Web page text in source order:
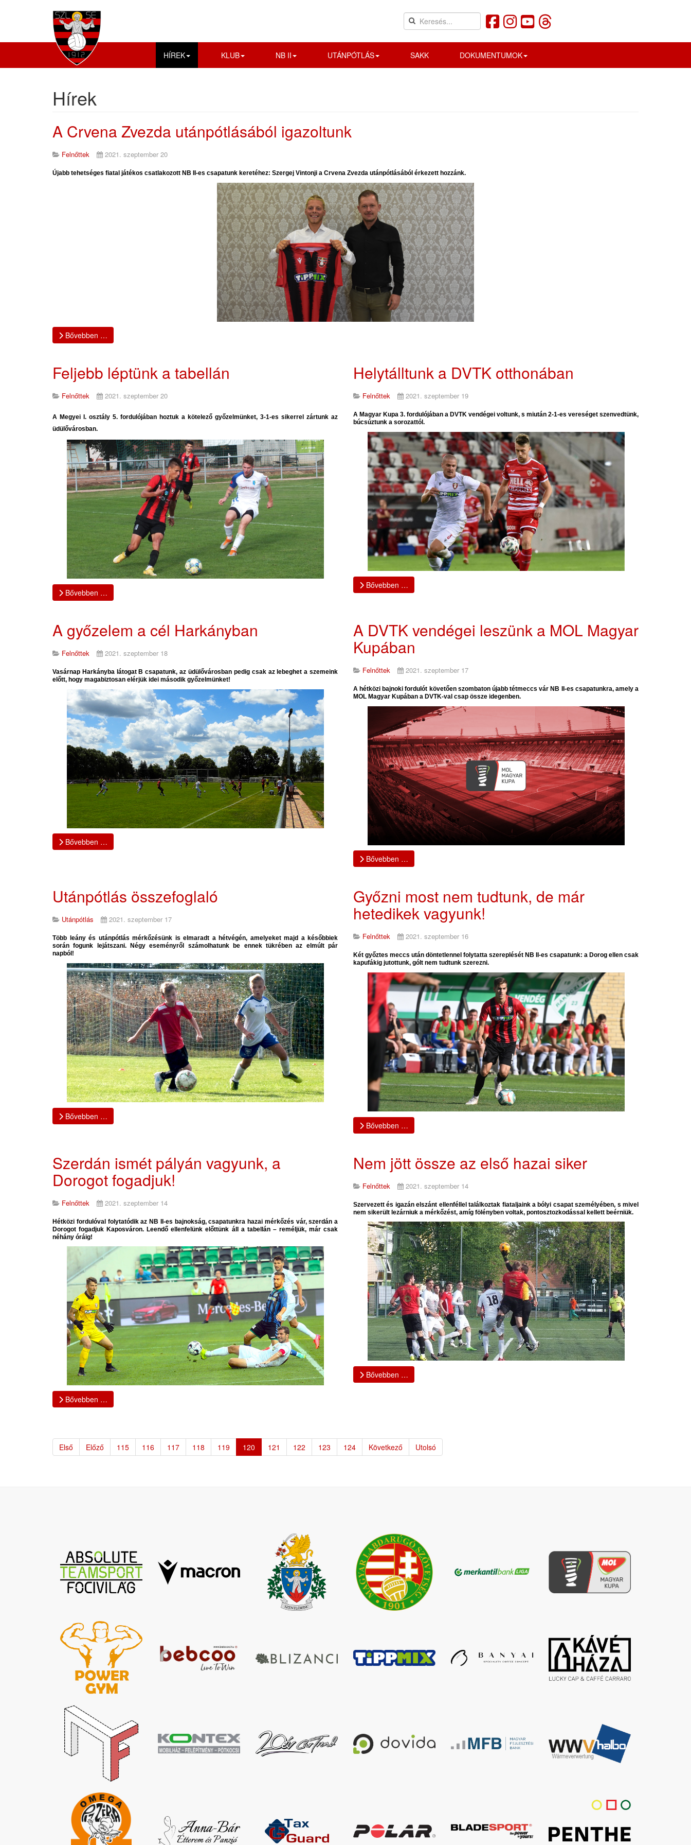
HÍREK KLUB NB II UTÁNPÓTLÁS SAKK DOKUMENTUMOK
Hírek
A Crvena Zvezda utánpótlásából igazoltunk
Felnőttek 2021. szeptember 20
Újabb tehetséges fiatal játékos csatlakozott NB II-es csapatunk keretéhez: Szergej Vintonji a Crvena Zvezda utánpótlásából érkezett hozzánk.
Bővebben …
Feljebb léptünk a tabellán
Felnőttek 2021. szeptember 20
A Megyei I. osztály 5. fordulójában hoztuk a kötelező győzelmünket, 3-1-es sikerrel zártunk az
üdülővárosban.
Bővebben …
Helytálltunk a DVTK otthonában
Felnőttek 2021. szeptember 19
A Magyar Kupa 3. fordulójában a DVTK vendégei voltunk, s miután 2-1-es vereséget szenvedtünk,
búcsúztunk a sorozattól.
Bővebben …
A győzelem a cél Harkányban
Felnőttek 2021. szeptember 18
Vasárnap Harkányba látogat B csapatunk, az üdülővárosban pedig csak az lebeghet a szemeink
előtt, hogy magabiztosan elérjük idei második győzelmünket!
Bővebben …
A DVTK vendégei leszünk a MOL Magyar
Kupában
Felnőttek 2021. szeptember 17
A hétközi bajnoki fordulót követően szombaton újabb tétmeccs vár NB II-es csapatunkra, amely a
MOL Magyar Kupában a DVTK-val csap össze idegenben.
Bővebben …
Utánpótlás összefoglaló
Utánpótlás 2021. szeptember 17
Több leány és utánpótlás mérkőzésünk is elmaradt a hétvégén, amelyeket majd a későbbiek
során fogunk lejátszani. Négy eseményről számolhatunk be ennek tükrében az elmúlt pár
napból!
Bővebben …
Győzni most nem tudtunk, de már
hetedikek vagyunk!
Felnőttek 2021. szeptember 16
Két győztes meccs után döntetlennel folytatta szereplését NB II-es csapatunk: a Dorog ellen csak
kapufákig jutottunk, gólt nem tudtunk szerezni.
Bővebben …
Szerdán ismét pályán vagyunk, a
Dorogot fogadjuk!
Felnőttek 2021. szeptember 14
Hétközi fordulóval folytatódik az NB II-es bajnokság, csapatunkra hazai mérkőzés vár, szerdán a
Dorogot fogadjuk Kaposváron. Leendő ellenfelünk előttünk áll a tabellán – reméljük, már csak
néhány óráig!
Bővebben …
Nem jött össze az első hazai siker
Felnőttek 2021. szeptember 14
Szervezett és igazán elszánt ellenféllel találkoztak fiataljaink a bólyi csapat személyében, s mivel
nem sikerült lezárniuk a mérkőzést, amíg fölényben voltak, pontosztozkodással kellett beérniük.
Bővebben …
Első Előző 115 116 117 118 119 120 121 122 123 124 Következő Utolsó